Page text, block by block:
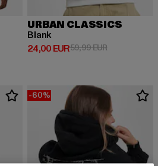
34,99 EUR
URBAN CLASSICS
Blank
24,00 EUR
Derzeitiger Preis: 24,00 EUR
59,99 EURAktionspreis:
-60%